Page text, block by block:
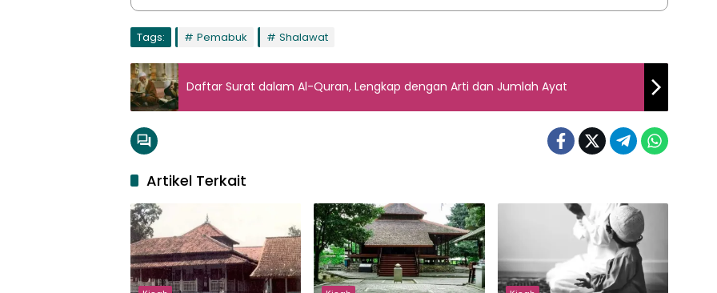
Tags: Pemabuk Shalawat
Daftar Surat dalam Al-Quran, Lengkap dengan Arti dan Jumlah Ayat
Artikel Terkait